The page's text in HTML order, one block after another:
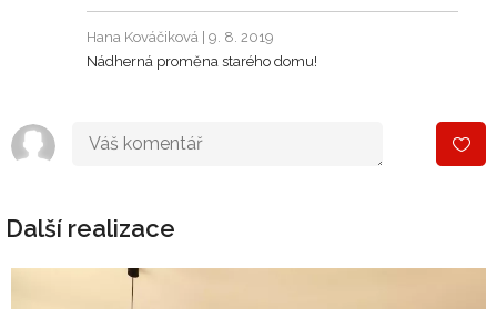
Hana Kováčiková| 9. 8. 2019
Nádherná proměna starého domu!
Další realizace